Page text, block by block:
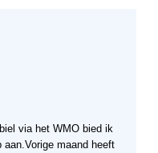
via het WMO bied ik
maand heeft